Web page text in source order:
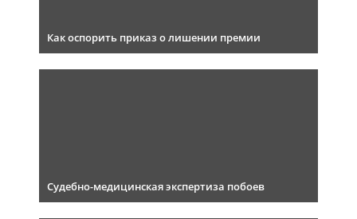
Как оспорить приказ о лишении премии
Судебно-медицинская экспертиза побоев